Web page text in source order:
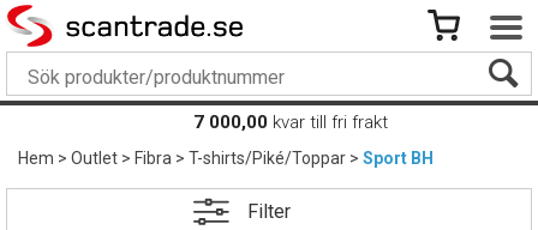
7 000,00 kvar till fri frakt
Hem>Outlet>Fibra>T-shirts/Piké/Toppar>Sport BH
Filter